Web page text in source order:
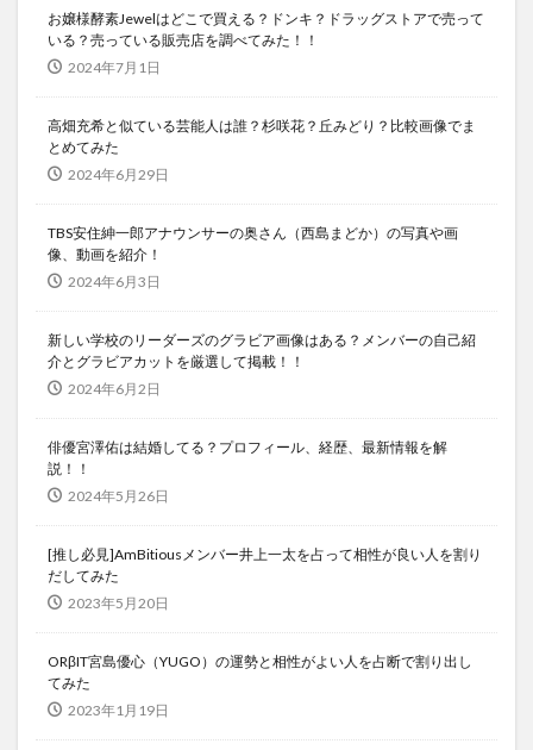
お嬢様酵素Jewelはどこで買える？ドンキ？ドラッグストアで売って
いる？売っている販売店を調べてみた！！
2024年7月1日
高畑充希と似ている芸能人は誰？杉咲花？丘みどり？比較画像でま
とめてみた
2024年6月29日
TBS安住紳一郎アナウンサーの奥さん（西島まどか）の写真や画
像、動画を紹介！
2024年6月3日
新しい学校のリーダーズのグラビア画像はある？メンバーの自己紹
介とグラビアカットを厳選して掲載！！
2024年6月2日
俳優宮澤佑は結婚してる？プロフィール、経歴、最新情報を解
説！！
2024年5月26日
[推し必見]AmBitiousメンバー井上一太を占って相性が良い人を割り
だしてみた
2023年5月20日
ORβIT宮島優心（YUGO）の運勢と相性がよい人を占断で割り出し
てみた
2023年1月19日